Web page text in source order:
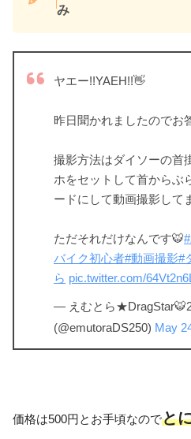
み
ヤエー!!YAEH!!👋
昨日聞かれましたのでお
撮影方法はダイソーの首
ホをセットして首からぶ
ードにして動画撮影して
ただそれだけなんです🐯
バイク初心者#動画撮影#
ら pic.twitter.com/
— えむとら
(@emutoraDS250) May
価格は500円とお手頃なのでと